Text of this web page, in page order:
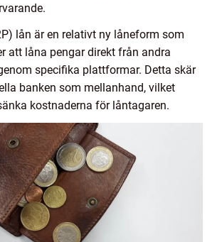
lån är en relativt ny låneform som
att låna pengar direkt från andra
specifika plattformar. Detta skär
banken som mellanhand, vilket
kostnaderna för låntagaren.